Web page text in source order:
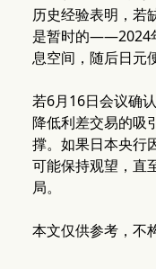
历史经验表明，若
是暂时的——2024
息空间，随后日元
若6月16日会议确
降低利差交易的吸
撑。如果日本央行
可能保持观望，直
局。
本文仅供参考，不